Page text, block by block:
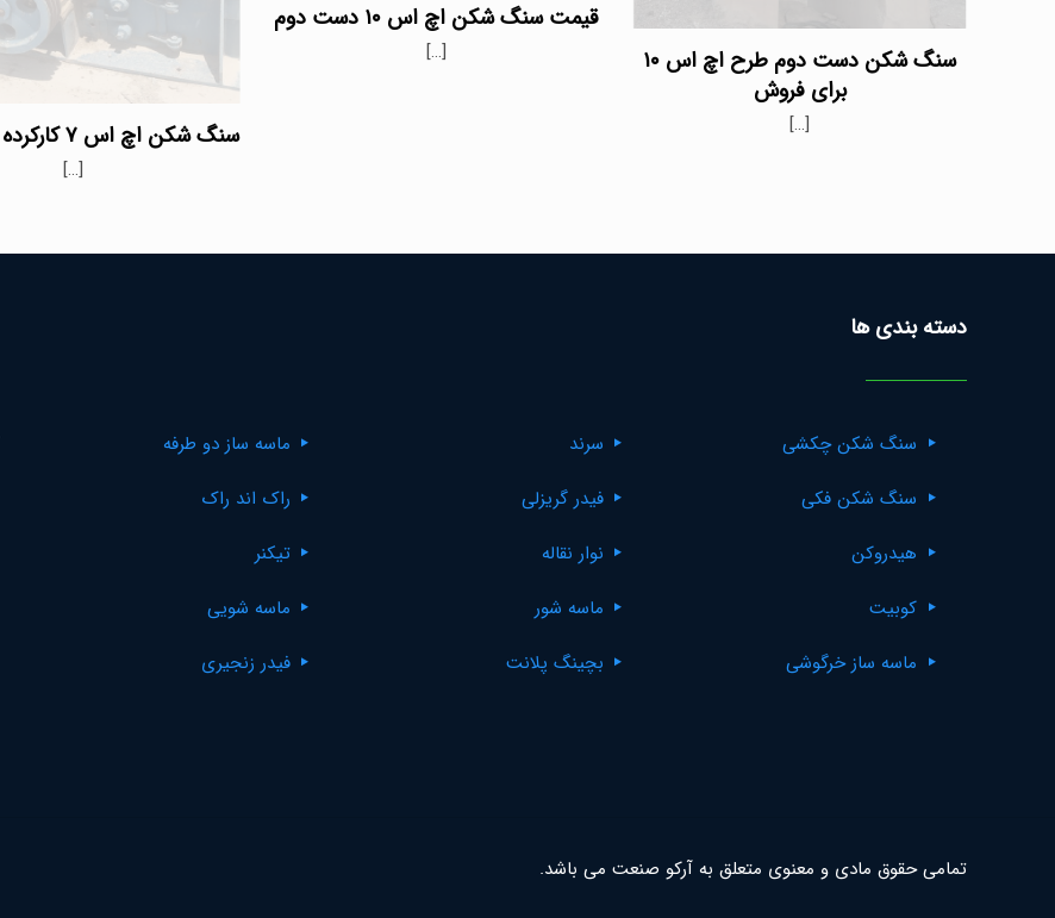
سنگ شکن دست دوم طرح اچ اس ۱۰
برای فروش
[…]
قیمت سنگ شکن اچ اس ۱۰ دست دوم
[…]
سنگ شکن اچ اس ۷ کارکرده در حد صفر
[…]
دسته بندی ها
سنگ شکن چکشی
سنگ شکن فکی
هیدروکن
کوبیت
ماسه ساز خرگوشی
سرند
فیدر گریزلی
نوار نقاله
ماسه شور
بچینگ پلانت
ماسه ساز دو طرفه
راک اند راک
تیکنر
ماسه شویی
فیدر زنجیری
تمامی حقوق مادی و معنوی متعلق به آرکو صنعت می باشد.